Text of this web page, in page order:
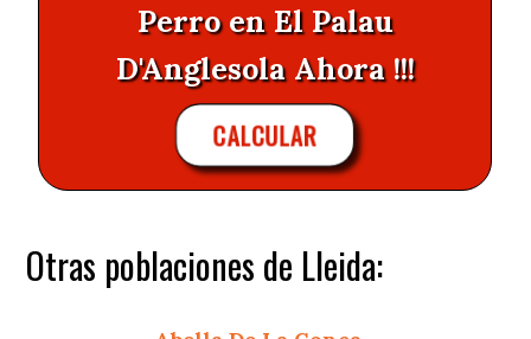
Perro en El Palau
D'Anglesola Ahora !!!
CALCULAR
Otras poblaciones de Lleida: